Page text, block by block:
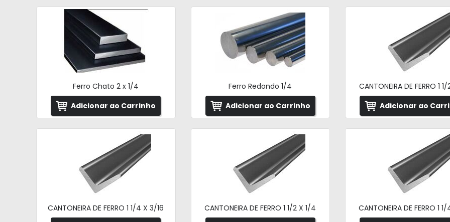
Ferro Chato 2 x 1/4
Adicionar ao Carrinho
Ferro Redondo 1/4
Adicionar ao Carrinho
CANTONEIRA DE FERRO 1
Adicionar ao
CANTONEIRA DE FERRO 1 1/4 X 3/16
CANTONEIRA DE FERRO 1 1/2 X 1/4
CANTONEIRA DE FERRO 1